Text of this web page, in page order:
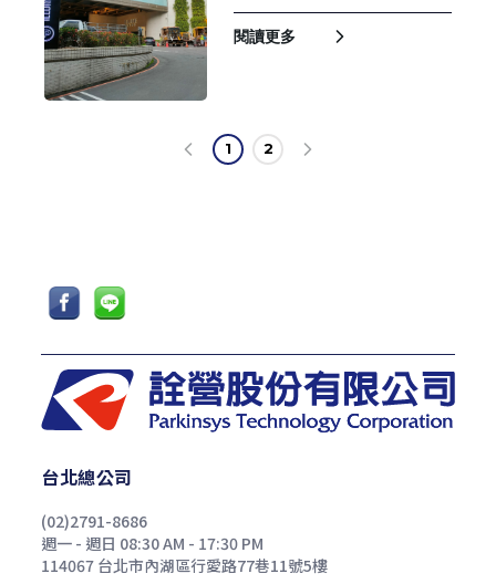
閱讀更多
1 2
台北總公司
(02)2791-8686
週一 - 週日 08:30 AM - 17:30 PM
114067 台北市內湖區行愛路77巷11號5樓